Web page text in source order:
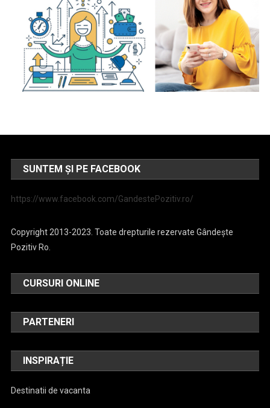
SUNTEM ȘI PE FACEBOOK
https://www.facebook.com/GandestePozitiv.ro/
Copyright 2013-2023. Toate drepturile rezervate Gândește
Pozitiv Ro.
CURSURI ONLINE
PARTENERI
INSPIRAȚIE
Destinatii de vacanta